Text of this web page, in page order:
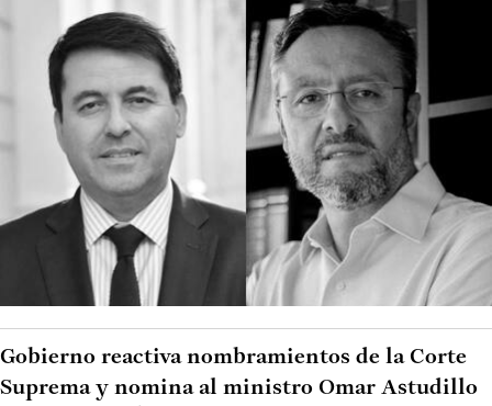
Gobierno reactiva nombramientos de la Corte
Suprema y nomina al ministro Omar Astudillo